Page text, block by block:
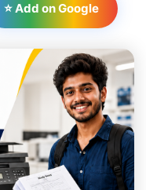
⭐ Add on Google